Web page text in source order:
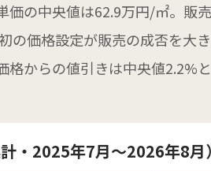
価の中央値は62.9万円/㎡。販
の価格設定が販売の成否を大
格からの値引きは中央値2.2%
・2025年7月〜2026年8月）